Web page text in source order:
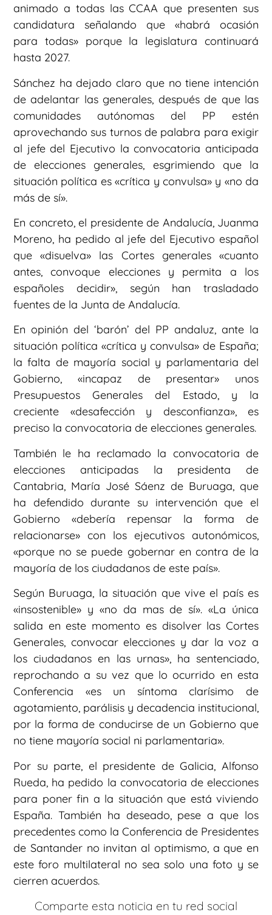
animado a todas las CCAA que presenten sus
candidatura señalando que «habrá ocasión
para todas» porque la legislatura continuará
hasta 2027.
Sánchez ha dejado claro que no tiene intención
de adelantar las generales, después de que las
comunidades autónomas del PP estén
aprovechando sus turnos de palabra para exigir
al jefe del Ejecutivo la convocatoria anticipada
de elecciones generales, esgrimiendo que la
situación política es «crítica y convulsa» y «no da
más de sí».
En concreto, el presidente de Andalucía, Juanma
Moreno, ha pedido al jefe del Ejecutivo español
que «disuelva» las Cortes generales «cuanto
antes, convoque elecciones y permita a los
españoles decidir», según han trasladado
fuentes de la Junta de Andalucía.
En opinión del ‘barón’ del PP andaluz, ante la
situación política «crítica y convulsa» de España;
la falta de mayoría social y parlamentaria del
Gobierno, «incapaz de presentar» unos
Presupuestos Generales del Estado, y la
creciente «desafección y desconfianza», es
preciso la convocatoria de elecciones generales.
También le ha reclamado la convocatoria de
elecciones anticipadas la presidenta de
Cantabria, María José Sáenz de Buruaga, que
ha defendido durante su intervención que el
Gobierno «debería repensar la forma de
relacionarse» con los ejecutivos autonómicos,
«porque no se puede gobernar en contra de la
mayoría de los ciudadanos de este país».
Según Buruaga, la situación que vive el país es
«insostenible» y «no da mas de sí». «La única
salida en este momento es disolver las Cortes
Generales, convocar elecciones y dar la voz a
los ciudadanos en las urnas», ha sentenciado,
reprochando a su vez que lo ocurrido en esta
Conferencia «es un síntoma clarísimo de
agotamiento, parálisis y decadencia institucional,
por la forma de conducirse de un Gobierno que
no tiene mayoría social ni parlamentaria».
Por su parte, el presidente de Galicia, Alfonso
Rueda, ha pedido la convocatoria de elecciones
para poner fin a la situación que está viviendo
España. También ha deseado, pese a que los
precedentes como la Conferencia de Presidentes
de Santander no invitan al optimismo, a que en
este foro multilateral no sea solo una foto y se
cierren acuerdos.
Comparte esta noticia en tu red social